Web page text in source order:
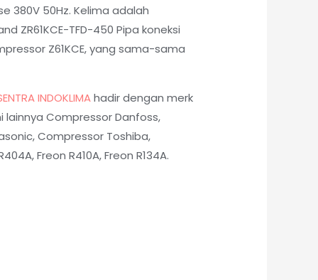
380V 50Hz. Kelima adalah
ZR61KCE-TFD-450 Pipa koneksi
Z61KCE, yang sama-sama
INDOKLIMAhadir dengan merk
Compressor Danfoss,
Compressor Toshiba,
Freon R410A, Freon R134A.